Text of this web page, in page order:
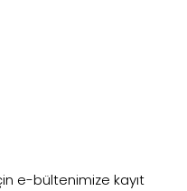
e-bültenimize kayıt